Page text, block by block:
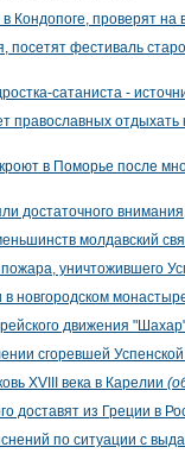
Кондопоге, проверят на
фестиваль
сатаниста -
православных отдыхать
в Поморье после
достаточного
молдавский
уничтожившего
новгородском
движения
сгоревшей Успенской
XVIII века в Карелии
доставят из Греции в
по ситуации с